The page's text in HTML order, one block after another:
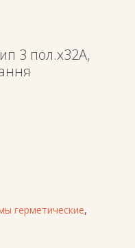
3 пол.х32А,
герметические,